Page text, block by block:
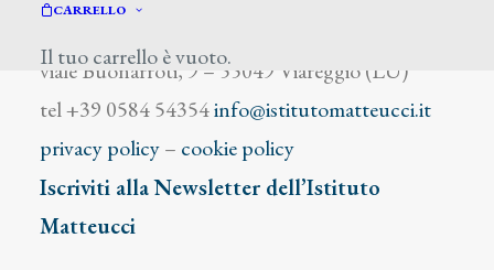
CARRELLO
Il tuo carrello è vuoto.
viale Buonarroti, 9 – 55049 Viareggio (LU)
tel +39 0584 54354info@istitutomatteucci.it
privacy policy– cookie policy
Iscriviti alla Newsletter dell’Istituto
Matteucci